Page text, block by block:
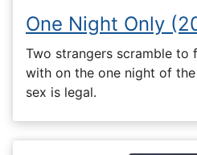
One Night Only
Two strangers scramble to
with on the one night of
sex is legal.